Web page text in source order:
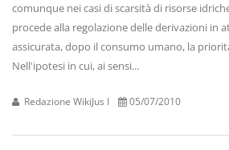
comunque nei casi di scarsità di risorse
procede alla regolazione delle derivazioni in
assicurata, dopo il consumo umano, la
Nell'ipotesi in cui, ai sensi...
Redazione WikiJus I 05/07/2010